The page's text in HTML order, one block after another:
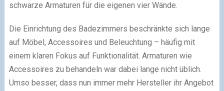
schwarze Armaturen für die eigenen vier Wände.
Die Einrichtung des Badezimmers beschränkte sich lange
auf Möbel, Accessoires und Beleuchtung – häufig mit
einem klaren Fokus auf Funktionalität. Armaturen wie
Accessoires zu behandeln war dabei lange nicht üblich.
Umso besser, dass nun immer mehr Hersteller ihr Angebot